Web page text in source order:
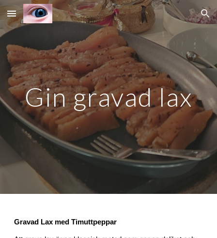
Skip to main content Skip to navigation
Gin gravad lax
Gravad Lax med Timuttpeppar